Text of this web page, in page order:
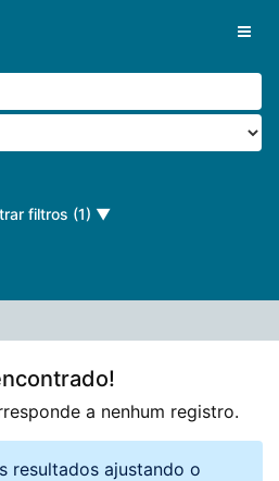
filtros (1)
a nenhum registro.
resultados ajustando o